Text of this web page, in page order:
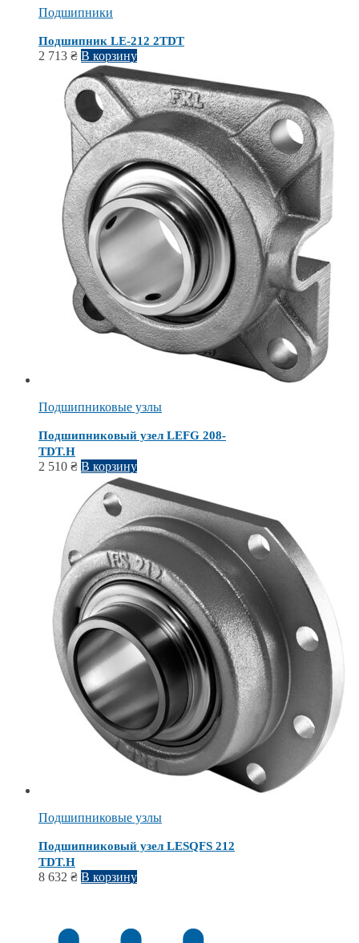
Подшипники
Подшипник LE-212 2TDT
2 713 ₴ В корзину
Подшипниковые узлы
Подшипниковый узел LEFG 208-
TDT.H
2 510 ₴ В корзину
Подшипниковые узлы
Подшипниковый узел LESQFS 212
TDT.H
8 632 ₴ В корзину